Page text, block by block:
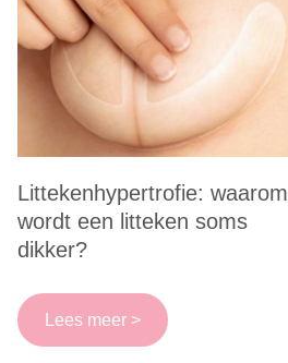
Littekenhypertrofie: waarom
wordt een litteken soms
dikker?
Lees meer >